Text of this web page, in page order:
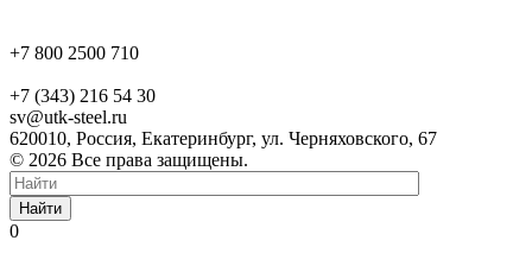
+7 800 2500 710
+7 (343) 216 54 30
sv@utk-steel.ru
620010, Россия, Екатеринбург, ул. Черняховского, 67
© 2026 Все права защищены.
Найти
0